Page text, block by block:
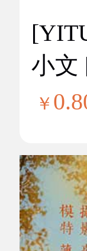
小文
￥